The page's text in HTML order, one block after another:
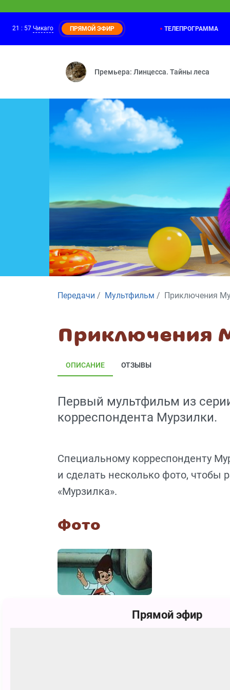
21:00
Лео и дикая природа
Подводная зебра — Потерявшийся
21 : 57 Чикаго ПРЯМОЙ ЭФИР ТЕЛЕПРОГРАММА
Премьера: Линцесса. Тайны леса
Передачи Мультфильм Приключения
Приключения
ОПИСАНИЕ ОТЗЫВЫ
Первый мультфильм из
корреспондента Мурзилки.
Специальному корреспонденту
и сделать несколько фото, чтобы
«Мурзилка».
Фото
Прямой эфир